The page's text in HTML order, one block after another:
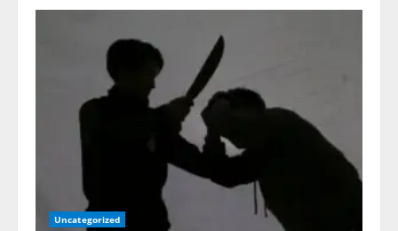
Uncategorized